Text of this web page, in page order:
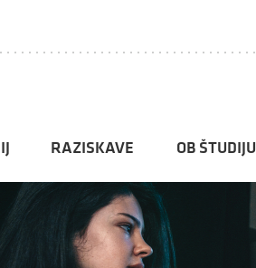
RAZISKAVE OB ŠTUDIJU